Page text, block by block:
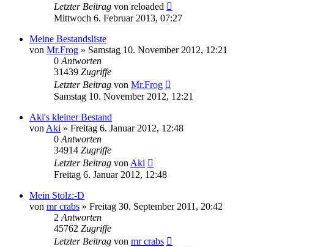
Letzter Beitrag von reloaded
Mittwoch 6. Februar 2013, 07:27
Meine Bestandsliste
von Mr.Frog » Samstag 10. November 2012, 12:21
0 Antworten
31439 Zugriffe
Letzter Beitrag von Mr.Frog
Samstag 10. November 2012, 12:21
Aki's kleiner Bestand
von Aki » Freitag 6. Januar 2012, 12:48
0 Antworten
34914 Zugriffe
Letzter Beitrag von Aki
Freitag 6. Januar 2012, 12:48
Mein Stolz:-D
von mr crabs » Freitag 30. September 2011, 20:42
2 Antworten
45762 Zugriffe
Letzter Beitrag von mr crabs